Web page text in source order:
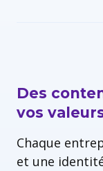
Des
vos
Chaque
et une